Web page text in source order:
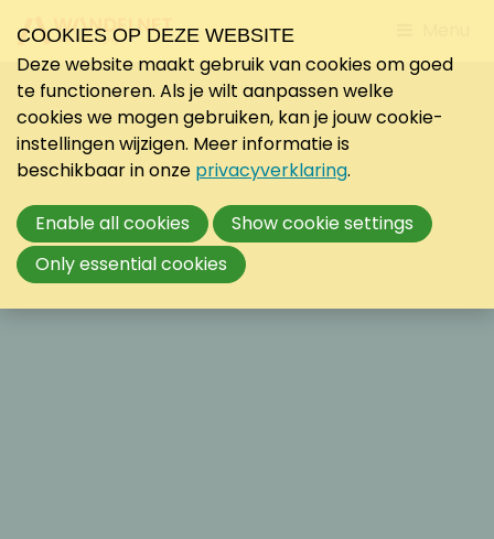
to
COOKIES OP DEZE WEBSITE
Deze website maakt gebruik van cookies om goed
te functioneren. Als je wilt aanpassen welke
cookies we mogen gebruiken, kan je jouw cookie-
instellingen wijzigen. Meer informatie is
beschikbaar in onze privacyverklaring.
Enable all cookies
Show cookie settings
Only essential cookies